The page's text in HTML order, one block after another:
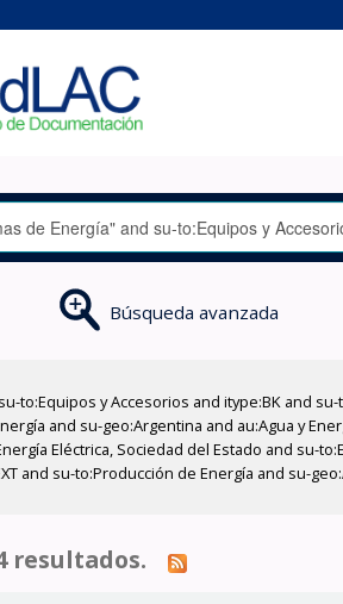
Búsqueda avanzada
y Accesorios and itype:BK and su-
and su-geo:Argentina and au:Agua y
Eléctrica, Sociedad del Estado and su-
and su-to:Producción de Energía and su-
resultados.